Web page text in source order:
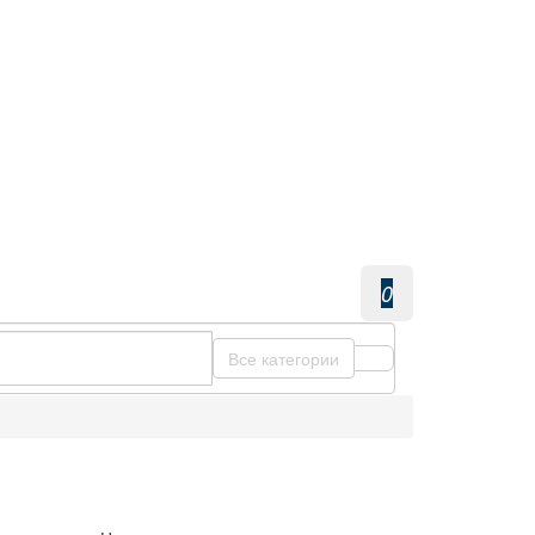
0
Все категории